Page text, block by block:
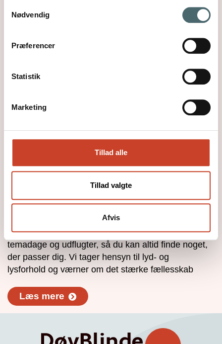
Nødvendig
Præferencer
Statistik
Marketing
Tillad alle
Tillad valgte
Afvis
Læs mere
DøvBlinde Danmark holder masser af kurser,
temadage og udflugter, så du kan altid finde noget,
der passer dig. Vi tager hensyn til lyd- og
lysforhold og værner om det stærke fællesskab
Læs mere